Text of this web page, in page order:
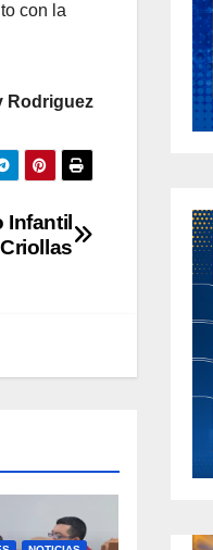
con la
Rodriguez
Infantil